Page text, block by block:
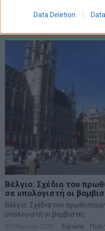
Data Deletion
Βέλγιο: Σχέδια του
σε υπολογιστή οι
Βέλγιο: Σχέδια του
υπολογιστή οι βομβιστές
30 Μαρτίου 2016 Ευρώπη